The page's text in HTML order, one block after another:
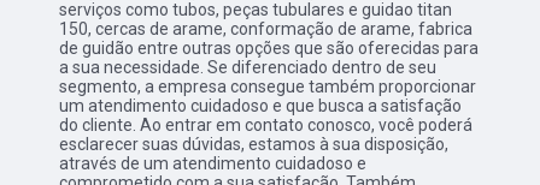
serviços como tubos, peças tubulares e guidao titan
150, cercas de arame, conformação de arame, fabrica
de guidão entre outras opções que são oferecidas para
a sua necessidade. Se diferenciado dentro de seu
segmento, a empresa consegue também proporcionar
um atendimento cuidadoso e que busca a satisfação
do cliente. Ao entrar em contato conosco, você poderá
esclarecer suas dúvidas, estamos à sua disposição,
através de um atendimento cuidadoso e